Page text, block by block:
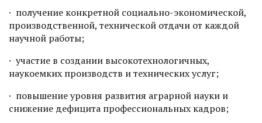
· получение конкретной социально-экономической,
производственной, технической отдачи от каждой
научной работы;
· участие в создании высокотехнологичных,
наукоемких производств и технических услуг;
· повышение уровня развития аграрной науки и
снижение дефицита профессиональных кадров;